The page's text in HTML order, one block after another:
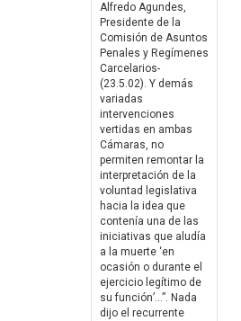
Alfredo Agundes,
Presidente de la
Comisión de Asuntos
Penales y Regímenes
Carcelarios-
(23.5.02). Y demás
variadas
intervenciones
vertidas en ambas
Cámaras, no
permiten remontar la
interpretación de la
voluntad legislativa
hacia la idea que
contenía una de las
iniciativas que aludía
a la muerte ‘en
ocasión o durante el
ejercicio legítimo de
su función’…”. Nada
dijo el recurrente